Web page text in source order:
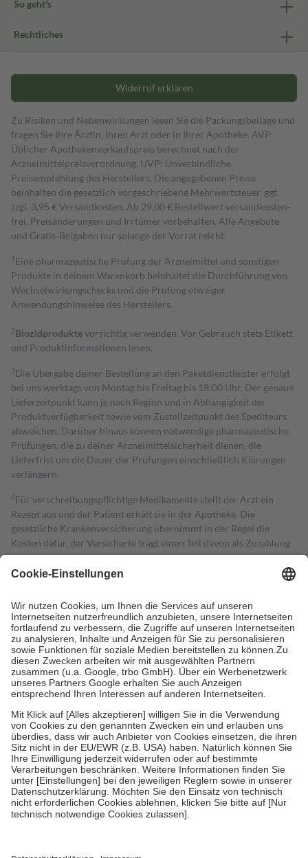
So geht's
Rechtliches
Widerruf erklären
Zu Risiken und Nebenwirkungen lesen Sie die Packungsbeilage und
fragen Sie Ihre Ärztin, Ihren Arzt oder in Ihrer Apotheke. AVP:
Üblicher Apothekenverkaufspreis berechnet nach der
Arzneimittelpreisverordnung. UVP: Unverbindliche
Preisempfehlung des Herstellers. Die angegebenen Preise
beinhalten die gesetzlich vorgeschriebene Mehrwertsteuer, ggf.
zzgl. 3,95 € Versandkosten. Ab 29,00 € Bestell­wert versand­kosten­
frei. Preisänderungen und Irrtümer vorbehalten. Alle Angebote
und Gratis-Beigaben nur solange der Vorrat reicht.
1 Eine pharmazeutische Prüfung der Arzneimittel und sonstigen
Produkte in deinem Warenkorb beinhaltet die Durchführung von
Wechselwirkungschecks und die Prüfung etwaiger
Anwendungshinweise des Herstellers.
2Biozidproduktevorsichtig verwenden. Vor Gebrauch stets Etikett
und Produktinformationen lesen.
3Die Übergabe deiner Bestellung an den Paketdienstleister erfolgt
bei uns werktags von Montag bis Freitag bis 18:00 Uhr. Der genaue
Lieferzeitpunkt kann je nach Region und in Abhängigkeit der
Produktverfügbarkeit sowie vom Zustellzeitpunkt des Spediteurs
abweichen. Darüber hinaus können notwendige pharmazeutische
Prüfungen, die zu deiner Arzneimittelsicherheit dienen, die
Lieferfrist um die Dauer der Prüfungen einschließlich Klärungen
verlängern.
4Für verschreibungspflichtige Medikamente stellt der Arzt ein
Rezept aus und der Patient erhält sie in der Apotheke. Die
gesetzliche Krankenversicherung übernimmt in der Regel die
Kosten dafür, der Versicherte trägt einen Teil davon als Zuzahlung
mit.
Grundsätzlich leisten Mitglieder Zuzahlungen in Höhe von zehn
höchstens zehn Euro.
Es sind jedoch nie mehr als die tatsächlichen
Kosten der Leistung zu entrichten.
Diese Regeln gelten grundsätzlich auch für Online-Apotheken.
Bei Heilmitteln und häuslicher Krankenpflege beträgt die
Zuzahlung zehn Prozent der Kosten sowie zehn Euro je
Verordnung.
Um das Engagement der Versicherten für ihre eigene Gesundheit zu
stärken und die besondere Stellung der Familie zu unterstützen,
fallenkeine Zuzahlungenan bei:
• Kindern und Jugendlichen bis zum vollendeten 18. Lebensjahr
mit Ausnahme der Fahrkosten
• Untersuchungen zur Vorsorge und Früherkennung, die von der
GKV getragen werden
• empfohlenen Schutzimpfungen
• Harn- und Blutteststreifen